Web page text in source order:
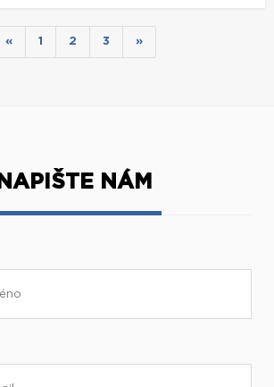
« 1 2 3 »
NAPIŠTE NÁM